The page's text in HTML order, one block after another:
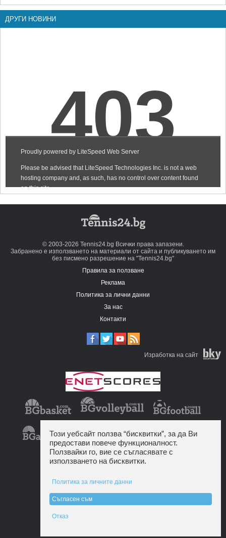
ДРУГИ НОВИНИ
© 2003-2026 Tennis24.bg Всички права запазени.
Забранено е използването на материали от сайта и публикуването им
без писмено разрешение на "Tennis24.bg"
Правила за ползване
Реклама
Политика за лични данни
За нас
Контакти
Изработка на сайт
Този уебсайт ползва “бисквитки”, за да Ви
предостави повече функционалност.
Ползвайки го, вие се съгласявате с
използването на бисквитки.
Политика за личните данни
Съгласен съм
Отказ